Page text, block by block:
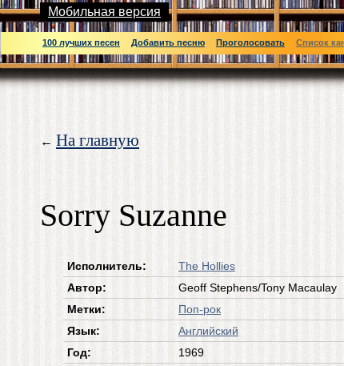
Мобильная версия
100 лучших песен Добавить песню Проголосовать Список
← На главную
Sorry Suzanne
Исполнитель:
The Hollies
Автор:
Geoff Stephens/Tony Macaulay
Метки:
Поп-рок
Язык:
Английский
Год:
1969